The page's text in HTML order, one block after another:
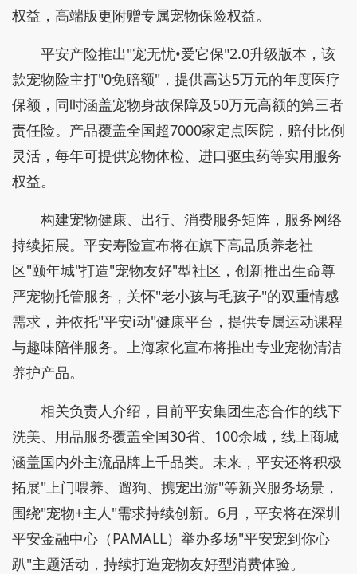
权益，高端版更附赠专属宠物保险权益。
平安产险推出"宠无忧•爱它保"2.0升级版本，该
款宠物险主打"0免赔额"，提供高达5万元的年度医疗
保额，同时涵盖宠物身故保障及50万元高额的第三者
责任险。产品覆盖全国超7000家定点医院，赔付比例
灵活，每年可提供宠物体检、进口驱虫药等实用服务
权益。
构建宠物健康、出行、消费服务矩阵，服务网络
持续拓展。平安寿险宣布将在旗下高品质养老社
区"颐年城"打造"宠物友好"型社区，创新推出生命尊
严宠物托管服务，关怀"老小孩与毛孩子"的双重情感
需求，并依托"平安i动"健康平台，提供专属运动课程
与趣味陪伴服务。上海家化宣布将推出专业宠物清洁
养护产品。
相关负责人介绍，目前平安集团生态合作的线下
洗美、用品服务覆盖全国30省、100余城，线上商城
涵盖国内外主流品牌上千品类。未来，平安还将积极
拓展"上门喂养、遛狗、携宠出游"等新兴服务场景，
围绕"宠物+主人"需求持续创新。6月，平安将在深圳
平安金融中心（PAMALL）举办多场"平安宠到你心
趴"主题活动，持续打造宠物友好型消费体验。